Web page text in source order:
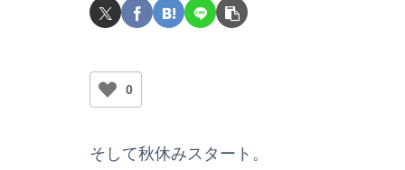
0
そして秋休みスタート。